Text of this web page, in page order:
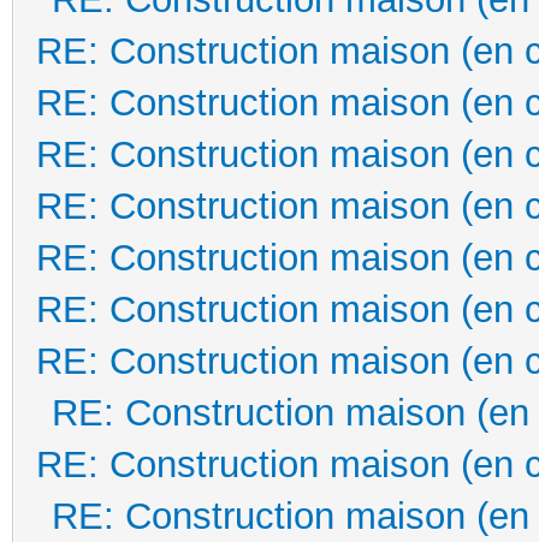
RE: Construction maison (en
RE: Construction maison (en
RE: Construction maison (en
RE: Construction maison (en
RE: Construction maison (en
RE: Construction maison (en
RE: Construction maison (en
RE: Construction maison
RE: Construction maison (en
RE: Construction maison